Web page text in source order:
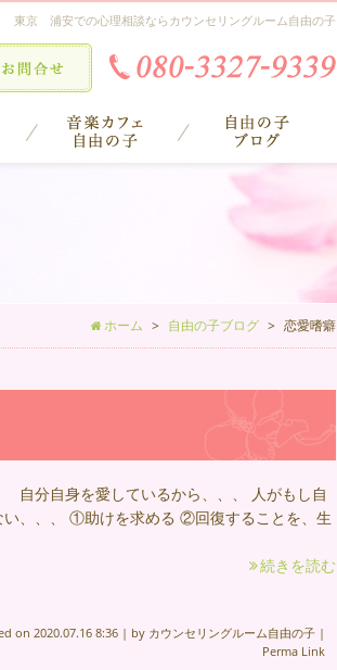
東京 浦安での心理相談ならカウンセリングルーム自由の子
ホーム 自由の子ブログ 恋愛嗜癖
自分自身を愛しているから、、、 人がもし自
、、、 ①助けを求める ②回復することを、生
続きを読む
on 2020.07.16 8:36 | by カウンセリングルーム自由の子 |
Perma Link